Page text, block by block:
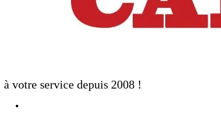
à votre service depuis 2008 !